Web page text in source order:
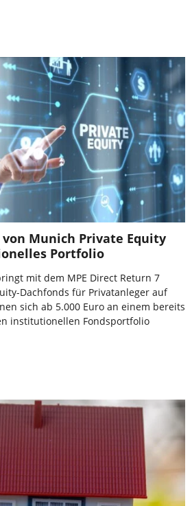
Munich Private Equity
Portfolio
mit dem MPE Direct Return 7
Dachfonds für Privatanleger auf
sich ab 5.000 Euro an einem bereits
institutionellen Fondsportfolio